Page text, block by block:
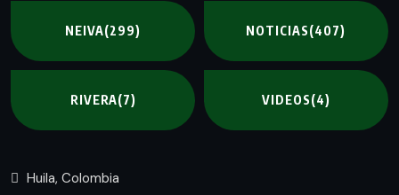
NEIVA(299) NOTICIAS(407)
RIVERA(7) VIDEOS(4)
Huila, Colombia